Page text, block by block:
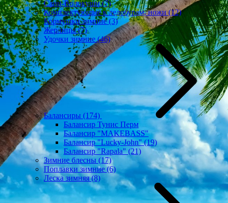
Сани-Волокуши(7)
Комплектующие к ледобурам, ножи(12)
Кормушки зимние(3)
Жерлицы(7)
Удочки зимние(46)
Балансиры (174)
Балансир Тунис Перм
Балансир "MAKEBASS"
Балансир "Lucky-John"(19)
Балансир "Rapala"(21)
Зимние блесны (17)
Поплавки зимние(6)
Леска зимняя(8)